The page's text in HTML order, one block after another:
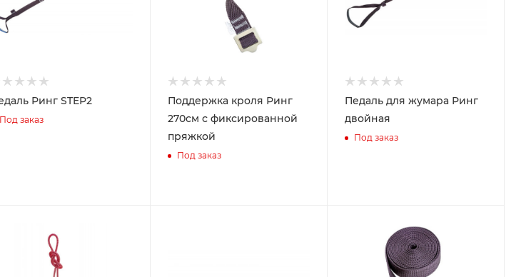
Ринг STEP2
Под заказ
Поддержка кроля Ринг
270см с фиксированной
пряжкой
Под заказ
Педаль для жумара Ринг
двойная
Под заказ